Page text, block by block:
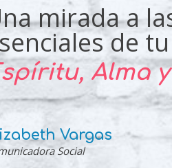
mirada a
de
Alma
Vargas
Social